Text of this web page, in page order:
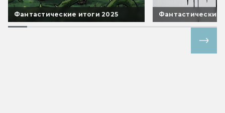
Фантастические итоги 2025 Фантастические